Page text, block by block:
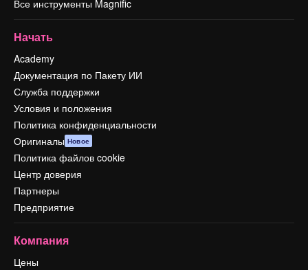
Все инструменты Magnific
Начать
Academy
Документация по Пакету ИИ
Служба поддержки
Условия и положения
Политика конфиденциальности
Оригиналы Новое
Политика файлов cookie
Центр доверия
Партнеры
Предприятие
Компания
Цены